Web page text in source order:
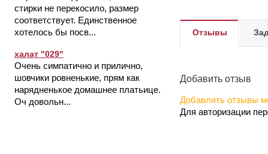
стирки не перекосило, размер
соответствует. Единственное
хотелось бы посв...
халат "029"
Очень симпатично и прилично,
шовчики ровненькие, прям как
нарядненькое домашнее платьице.
Оч довольн...
Отзывы
Добавить отзыв
Добавлять отзывы
Для авторизации